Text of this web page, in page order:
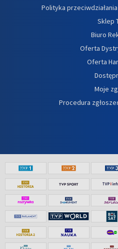
Polityka
Sklep
Biuro
Oferta
Oferta
Moje
Procedura